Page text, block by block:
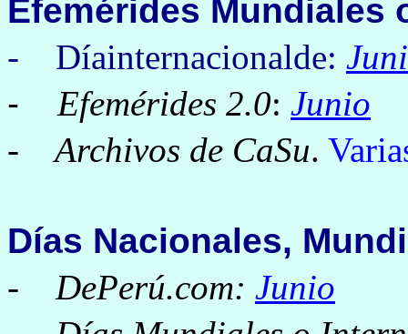
Efemérides Mundiales
- Díainternacionalde:
-
Efemérides 2.0: Junio
- Archivos de CaSu.
Días Nacionales,
- DePerú.com: Junio